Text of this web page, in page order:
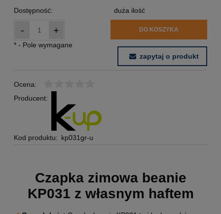
Dostępność: duża ilość
- + DO KOSZYKA
* - Pole wymagane
zapytaj o produkt
Ocena:
Producent:
Kod produktu: kp031gr-u
Czapka zimowa beanie
KP031 z własnym haftem